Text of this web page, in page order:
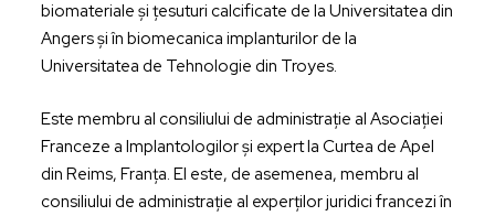
biomateriale și țesuturi calcificate de la Universitatea din
Angers și în biomecanica implanturilor de la
Universitatea de Tehnologie din Troyes.
Este membru al consiliului de administrație al Asociației
Franceze a Implantologilor și expert la Curtea de Apel
din Reims, Franța. El este, de asemenea, membru al
consiliului de administrație al experților juridici francezi în